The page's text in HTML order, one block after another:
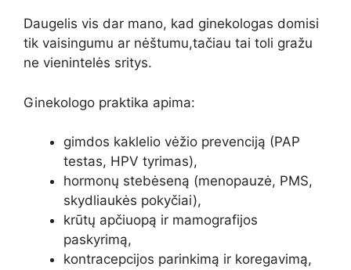
Daugelis vis dar mano, kad ginekologas domisi
tik vaisingumu ar nėštumu,tačiau tai toli gražu
ne vienintelės sritys.
Ginekologo praktika apima:
gimdos kaklelio vėžio prevenciją (PAP
testas, HPV tyrimas),
hormonų stebėseną (menopauzė, PMS,
skydliaukės pokyčiai),
krūtų apčiuopą ir mamografijos
paskyrimą,
kontracepcijos parinkimą ir koregavimą,